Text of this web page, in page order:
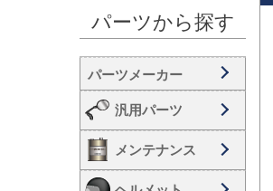
パーツから探す
汎用パーツ
メンテナンス